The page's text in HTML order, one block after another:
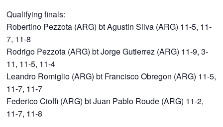
Qualifying finals:
Robertino Pezzota (ARG) bt Agustin Silva (ARG) 11-5, 11-
7, 11-8
Rodrigo Pezzota (ARG) bt Jorge Gutierrez (ARG) 11-9, 3-
11, 11-5, 11-4
Leandro Romiglio (ARG) bt Francisco Obregon (ARG) 11-5,
11-7, 11-7
Federico Cioffi (ARG) bt Juan Pablo Roude (ARG) 11-2,
11-7, 11-8